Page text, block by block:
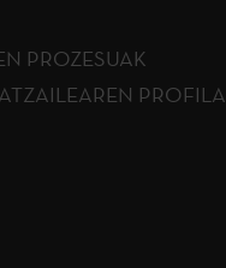
PROZESUAK
PROFILA